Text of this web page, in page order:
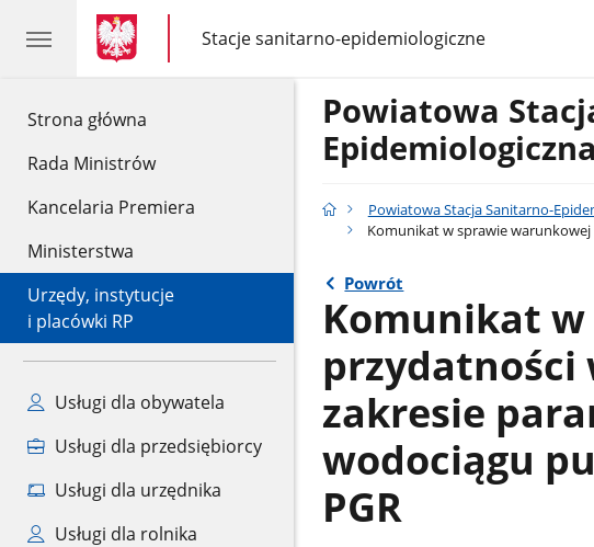
Strona główna
Rada Ministrów
Kancelaria Premiera
Ministerstwa
Urzędy, instytucje
i placówki RP
Usługi dla obywatela
Usługi dla przedsiębiorcy
Usługi dla urzędnika
Usługi dla rolnika
gov.pl
gov.pl
Stacje sanitarno-epidemiologiczne
gov.pl
Stacje
sanitarno-
epidemiologiczne
Powiatowa
Powiatowa Stacja Sanitarno-
Komunikat w sprawie
Powrót
Komunikat
przydatności
zakresie
wodociągu
PGR